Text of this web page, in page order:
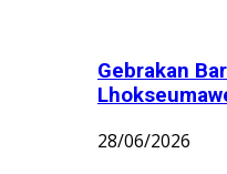
Gebrakan
28/06/2026